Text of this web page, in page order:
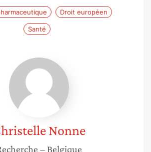
Droit européen
Santé
Christelle
Nonne
Nonne
– Belgique